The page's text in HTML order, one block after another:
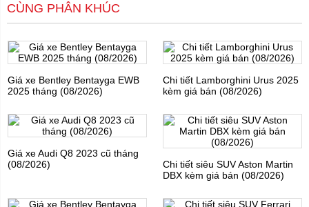
CÙNG PHÂN KHÚC
Giá xe Bentley Bentayga EWB
2025 tháng (08/2026)
Chi tiết Lamborghini Urus 2025
kèm giá bán (08/2026)
Giá xe Audi Q8 2023 cũ tháng
(08/2026)
Chi tiết siêu SUV Aston Martin
DBX kèm giá bán (08/2026)